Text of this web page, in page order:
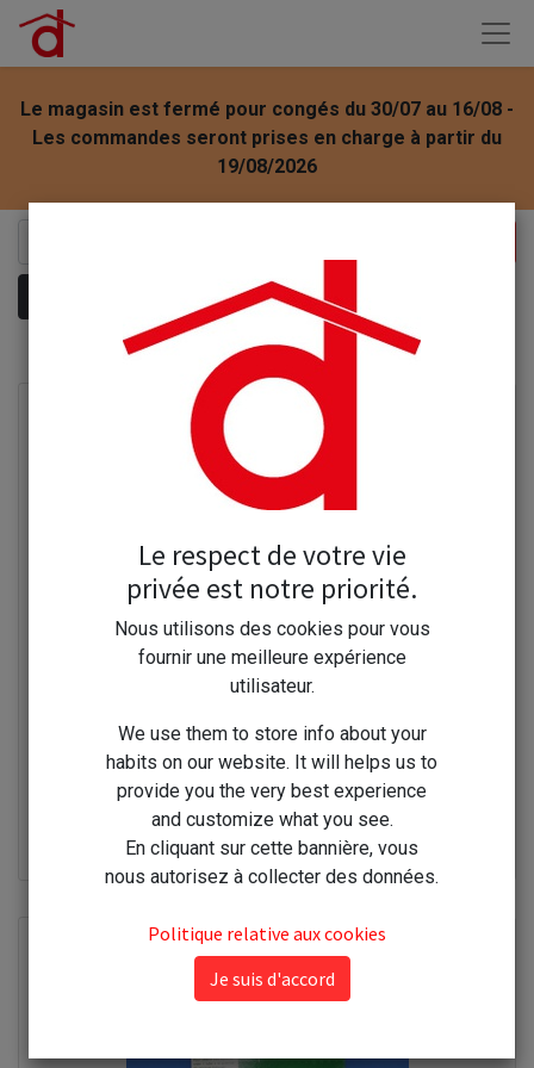
Le magasin est fermé pour congés du 30/07 au 16/08 -
Les commandes seront prises en charge à partir du
19/08/2026
Montrer les catégories
Avel vernis brillant chêne moyen 250ml
18,00€
Le respect de votre vie
privée est notre priorité.
Nous utilisons des cookies pour vous
fournir une meilleure expérience
utilisateur.
We use them to store info about your
habits on our website. It will helps us to
provide you the very best experience
and customize what you see.
En cliquant sur cette bannière, vous
nous autorisez à collecter des données.
Politique relative aux cookies
Je suis d'accord